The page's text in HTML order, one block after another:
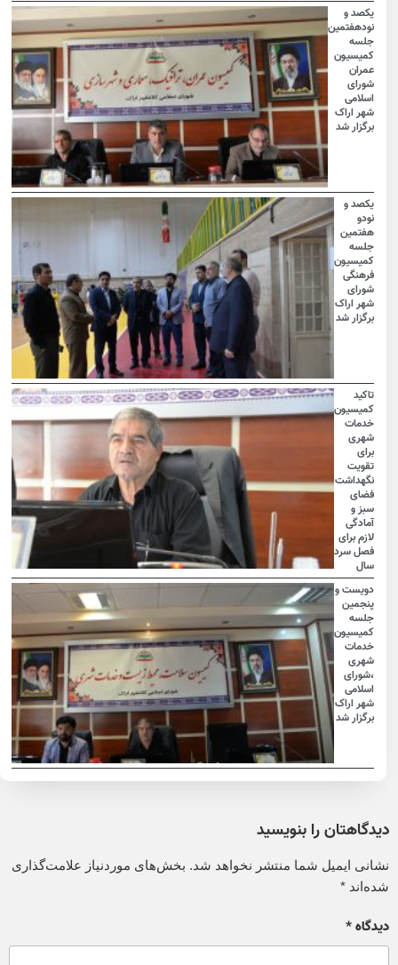
یکصد و
نودهفتمین
جلسه
کمیسیون
عمران
شورای
اسلامی
شهر اراک
برگزار شد
یکصد و
نودو
هفتمین
جلسه
کمیسیون
فرهنگی
شورای
شهر اراک
برگزار شد
تاکید
کمیسیون
خدمات
شهری
برای
تقویت
نگهداشت
فضای
سبز و
آمادگی
لازم برای
فصل سرد
سال
دویست و
پنجمین
جلسه
کمیسیون
خدمات
شهری
،شورای
اسلامی
شهر اراک
برگزار شد
دیدگاهتان را بنویسید
نشانی ایمیل شما منتشر نخواهد شد. بخش‌های موردنیاز علامت‌گذاری
شده‌اند*
دیدگاه*